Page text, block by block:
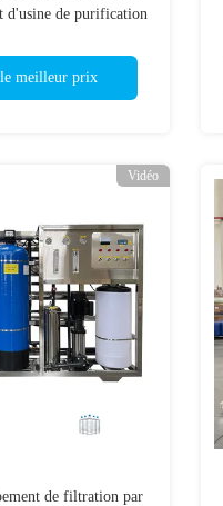
d'usine de purification
meilleur prix
Vidéo
de filtration par